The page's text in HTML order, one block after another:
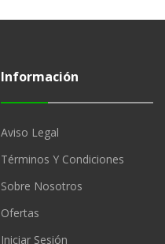
Información
Aviso Legal
Términos Y Condiciones
Sobre Nosotros
Ofertas
Iniciar Sesión